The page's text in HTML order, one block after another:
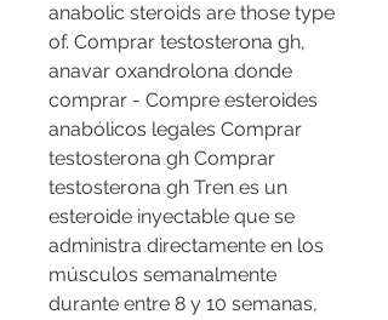
anabolic steroids are those type
of. Comprar testosterona gh,
anavar oxandrolona donde
comprar - Compre esteroides
anabólicos legales Comprar
testosterona gh Comprar
testosterona gh Tren es un
esteroide inyectable que se
administra directamente en los
músculos semanalmente
durante entre 8 y 10 semanas,